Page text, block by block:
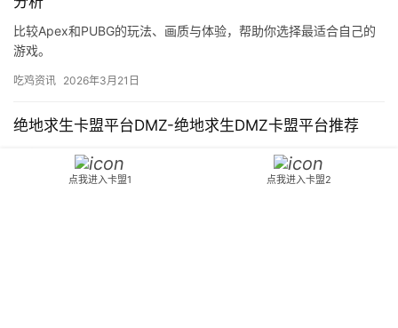
比较Apex和PUBG的玩法、画质与体验，帮助你选择最适合自己的
游戏。
吃鸡资讯 2026年3月21日
绝地求生卡盟平台DMZ-绝地求生DMZ卡盟平台推荐
探索最佳绝地求生DMZ卡盟平台，提供游戏内货币及资源购买服
点我进入卡盟1 点我进入卡盟2